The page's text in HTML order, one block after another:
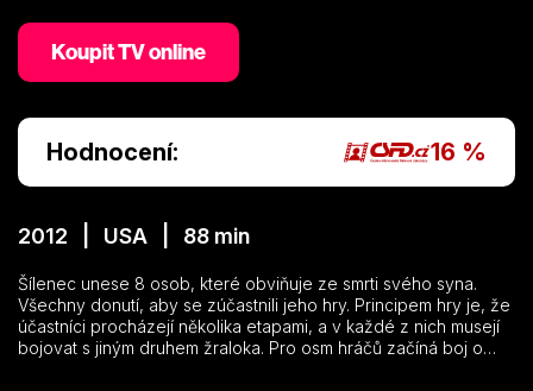
Koupit TV online
Hodnocení: 16 %
2012 | USA | 88 min
Šílenec unese 8 osob, které obviňuje ze smrti svého syna.
Všechny donutí, aby se zúčastnili jeho hry. Principem hry je, že
účastníci procházejí několika etapami, a v každé z nich musejí
bojovat s jiným druhem žraloka. Pro osm hráčů začíná boj o